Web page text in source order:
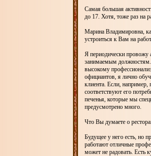
Самая большая
до 17. Хотя, тоже раз на
Марина Владимировна,
устроиться к Вам на
Я периодически провожу
занимаемым должностям.
высокому
официантов, я лично
клиента. Если, например,
соответствуют его
печенья, которые мы
предусмотрено много.
Что Вы думаете о
Будущее у него есть, но
работают отличные
может не радовать. Есть